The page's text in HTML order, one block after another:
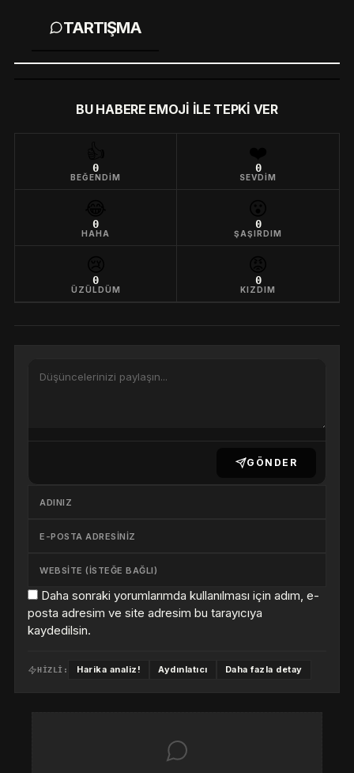
TARTIŞMA
BU HABERE EMOJI ILE TEPKI VER
0
BEĞENDIM
0
SEVDIM
0
HAHA
0
ŞAŞIRDIM
0
ÜZÜLDÜM
0
KIZDIM
GÖNDER
Daha sonraki yorumlarımda kullanılması için adım, e-
posta adresim ve site adresim bu tarayıcıya
kaydedilsin.
HIZLI: Harika analiz! Aydınlatıcı Daha fazla detay